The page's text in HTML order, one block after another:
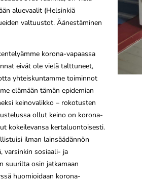
aluevaalit (Helsinkiä
valtuustot. Äänestäminen
korona-vapaassa
eivät ole vielä talttuneet,
yhteiskuntamme toiminnot
elämään tämän epidemian
keinovalikko – rokotusten
ollut keino on korona-
kokeilevansa kertaluontoisesti.
ilman lainsäädännön
varsinkin sosiaali- ja
suurilta osin jatkamaan
huomioidaan korona-